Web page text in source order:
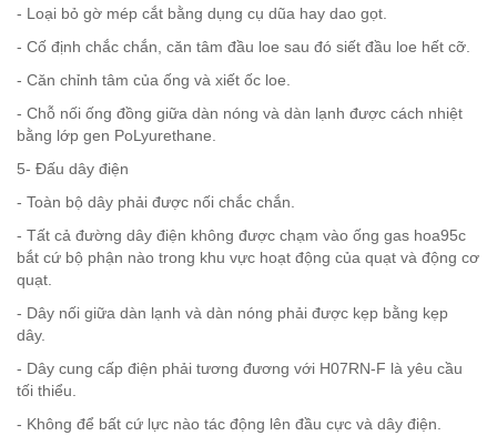
- Loại bỏ gờ mép cắt bằng dụng cụ dũa hay dao gọt.
- Cố định chắc chắn, căn tâm đầu loe sau đó siết đầu loe hết cỡ.
- Căn chỉnh tâm của ống và xiết ốc loe.
- Chỗ nối ống đồng giữa dàn nóng và dàn lạnh được cách nhiệt
bằng lớp gen PoLyurethane.
5- Đấu dây điện
- Toàn bộ dây phải được nối chắc chắn.
- Tất cả đường dây điện không được chạm vào ống gas hoa95c
bắt cứ bộ phận nào trong khu vực hoạt động của quạt và động cơ
quạt.
- Dây nối giữa dàn lạnh và dàn nóng phải được kẹp bằng kẹp
dây.
- Dây cung cấp điện phải tương đương với H07RN-F là yêu cầu
tối thiểu.
- Không để bất cứ lực nào tác động lên đầu cực và dây điện.